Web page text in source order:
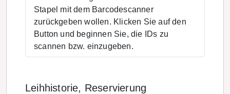
Stapel mit dem Barcodescanner
zurückgeben wollen. Klicken Sie auf den
Button und beginnen Sie, die IDs zu
scannen bzw. einzugeben.
Leihhistorie, Reservierung